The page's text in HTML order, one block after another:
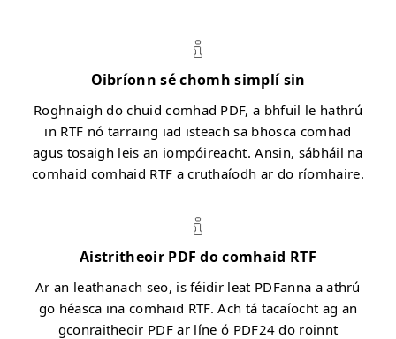
Oibríonn sé chomh simplí sin
Roghnaigh do chuid comhad PDF, a bhfuil le hathrú
in RTF nó tarraing iad isteach sa bhosca comhad
agus tosaigh leis an iompóireacht. Ansin, sábháil na
comhaid comhaid RTF a cruthaíodh ar do ríomhaire.
Aistritheoir PDF do comhaid RTF
Ar an leathanach seo, is féidir leat PDFanna a athrú
go héasca ina comhaid RTF. Ach tá tacaíocht ag an
gconraitheoir PDF ar líne ó PDF24 do roinnt